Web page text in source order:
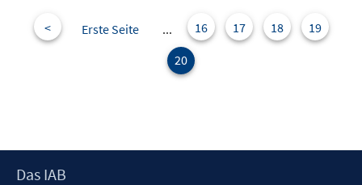
e
< Erste Seite ... 16 17 18
19
20
Footer
Das IAB